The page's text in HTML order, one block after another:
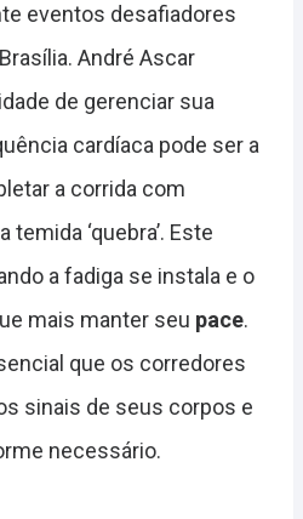
eventos desafiadores
André Ascar
de gerenciar sua
cardíaca pode ser a
a corrida com
‘quebra’. Este
a fadiga se instala e o
mais manter seu pace.
que os corredores
sinais de seus corpos e
necessário.